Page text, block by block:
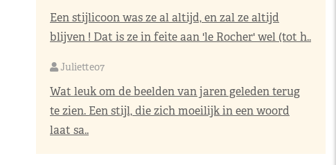
Een stijlicoon was ze al altijd, en zal ze altijd
blijven ! Dat is ze in feite aan 'le Rocher' wel (tot h..
Juliette07
Wat leuk om de beelden van jaren geleden terug
te zien. Een stijl, die zich moeilijk in een woord
laat sa..